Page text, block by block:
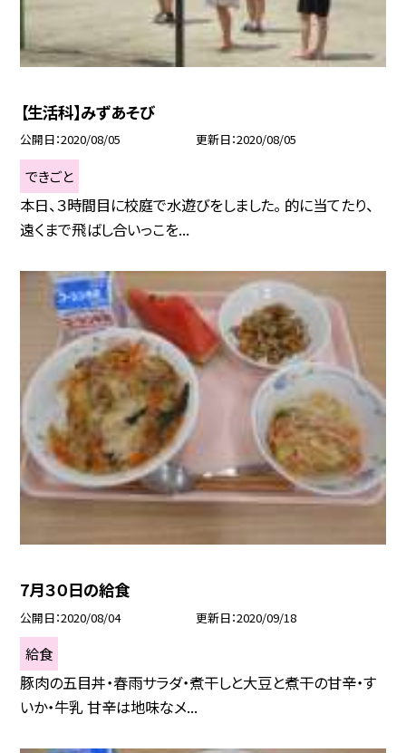
【生活科】みずあそび
公開日 2020/08/05 更新日 2020/08/05
できごと
本日、３時間目に校庭で水遊びをしました。 的に当てたり、
遠くまで飛ばし合いっこを...
7月３０日の給食
公開日 2020/08/04 更新日 2020/09/18
給食
豚肉の五目丼・春雨サラダ・煮干しと大豆と煮干の甘辛・す
いか・牛乳 甘辛は地味なメ...